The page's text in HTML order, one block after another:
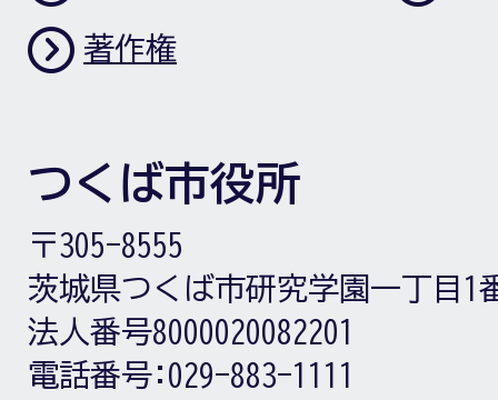
著作権
つくば市役所
〒305-8555
茨城県つくば市研究学園一丁目1
法人番号8000020082201
電話番号: 029-883-1111